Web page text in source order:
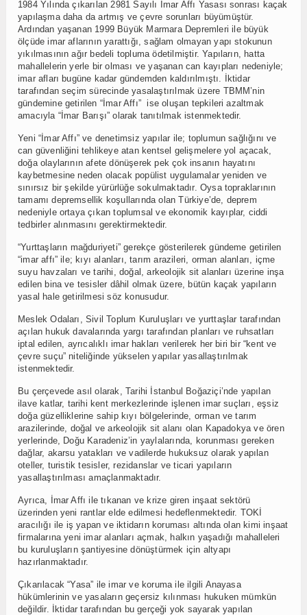
1984 Yılında çıkarılan 2981 Sayılı İmar Affı Yasası sonrası kaçak
yapılaşma daha da artmış ve çevre sorunları büyümüştür.
Ardından yaşanan 1999 Büyük Marmara Depremleri ile büyük
ölçüde imar aflarının yarattığı, sağlam olmayan yapı stokunun
yıkılmasının ağır bedeli topluma ödetilmiştir. Yapıların, hatta
mahallelerin yerle bir olması ve yaşanan can kayıpları nedeniyle;
imar afları bugüne kadar gündemden kaldırılmıştı. İktidar
tarafından seçim sürecinde yasalaştırılmak üzere TBMM’nin
gündemine getirilen “İmar Affı” ise oluşan tepkileri azaltmak
amacıyla “İmar Barışı” olarak tanıtılmak istenmektedir.
Yeni “İmar Affı” ve denetimsiz yapılar ile; toplumun sağlığını ve
can güvenliğini tehlikeye atan kentsel gelişmelere yol açacak,
doğa olaylarının afete dönüşerek pek çok insanın hayatını
kaybetmesine neden olacak popülist uygulamalar yeniden ve
sınırsız bir şekilde yürürlüğe sokulmaktadır. Oysa topraklarının
tamamı depremsellik koşullarında olan Türkiye’de, deprem
nedeniyle ortaya çıkan toplumsal ve ekonomik kayıplar, ciddi
tedbirler alınmasını gerektirmektedir.
“Yurttaşların mağduriyeti” gerekçe gösterilerek gündeme getirilen
“imar affı” ile; kıyı alanları, tarım arazileri, orman alanları, içme
suyu havzaları ve tarihi, doğal, arkeolojik sit alanları üzerine inşa
edilen bina ve tesisler dâhil olmak üzere, bütün kaçak yapıların
yasal hale getirilmesi söz konusudur.
Meslek Odaları, Sivil Toplum Kuruluşları ve yurttaşlar tarafından
açılan hukuk davalarında yargı tarafından planları ve ruhsatları
iptal edilen, ayrıcalıklı imar hakları verilerek her biri bir “kent ve
çevre suçu” niteliğinde yükselen yapılar yasallaştırılmak
istenmektedir.
Bu çerçevede asıl olarak, Tarihi İstanbul Boğaziçi’nde yapılan
ilave katlar, tarihi kent merkezlerinde işlenen imar suçları, eşsiz
doğa güzelliklerine sahip kıyı bölgelerinde, orman ve tarım
arazilerinde, doğal ve arkeolojik sit alanı olan Kapadokya ve ören
yerlerinde, Doğu Karadeniz’in yaylalarında, korunması gereken
dağlar, akarsu yatakları ve vadilerde hukuksuz olarak yapılan
oteller, turistik tesisler, rezidanslar ve ticari yapıların
yasallaştırılması amaçlanmaktadır.
Ayrıca, İmar Affı ile tıkanan ve krize giren inşaat sektörü
üzerinden yeni rantlar elde edilmesi hedeflenmektedir. TOKİ
aracılığı ile iş yapan ve iktidarın koruması altında olan kimi inşaat
firmalarına yeni imar alanları açmak, halkın yaşadığı mahalleleri
bu kuruluşların şantiyesine dönüştürmek için altyapı
hazırlanmaktadır.
Çıkarılacak “Yasa” ile imar ve koruma ile ilgili Anayasa
hükümlerinin ve yasaların geçersiz kılınması hukuken mümkün
değildir. İktidar tarafından bu gerçeği yok sayarak yapılan